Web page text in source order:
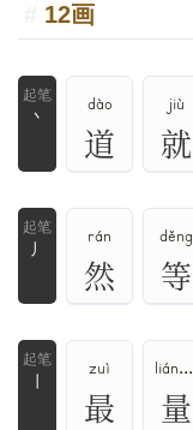
12画
丶
dào
道
jiù
就
丿
rán
然
děng
等
zuì
最
liáng、liàng
量